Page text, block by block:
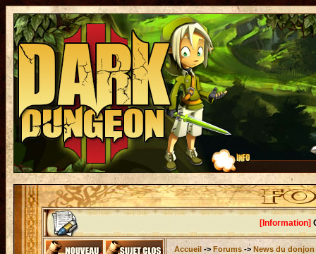
[Information]
Accueil -> Forums -> News du donjon